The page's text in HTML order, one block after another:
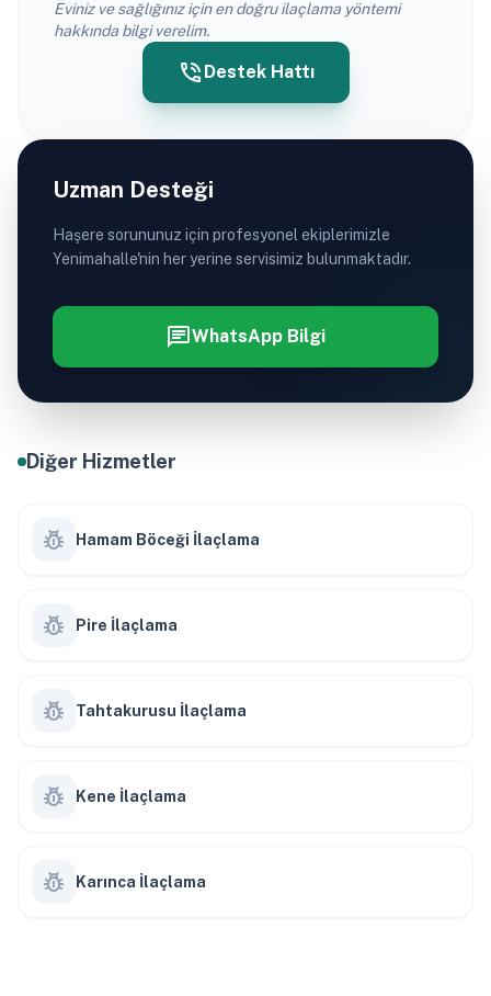
Eviniz ve sağlığınız için en doğru ilaçlama yöntemi
hakkında bilgi verelim.
phone_in_talk Destek Hattı
Uzman Desteği
Haşere sorununuz için profesyonel ekiplerimizle
Yenimahalle'nin her yerine servisimiz bulunmaktadır.
chatWhatsApp Bilgi
Diğer Hizmetler
pest_control Hamam Böceği İlaçlama
pest_control Pire İlaçlama
pest_control Tahtakurusu İlaçlama
pest_control Kene İlaçlama
pest_control Karınca İlaçlama